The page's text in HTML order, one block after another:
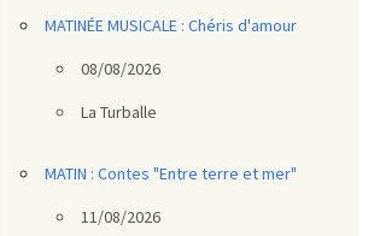
MATINÉE MUSICALE : Chéris d'amour
08/08/2026
La Turballe
MATIN : Contes "Entre terre et mer"
11/08/2026